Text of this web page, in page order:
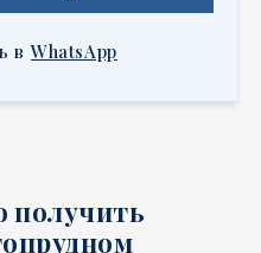
в WhatsApp
получить